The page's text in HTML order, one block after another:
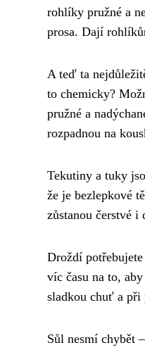
rohlíky pružné a
prosa. Dají
A teď ta
to chemicky?
pružné a
rozpadnou na
Tekutiny a tuky
že je bezlepkové
zůstanou čerstvé
Droždí
víc času na to,
sladkou chuť a při
Sůl nesmí chybět